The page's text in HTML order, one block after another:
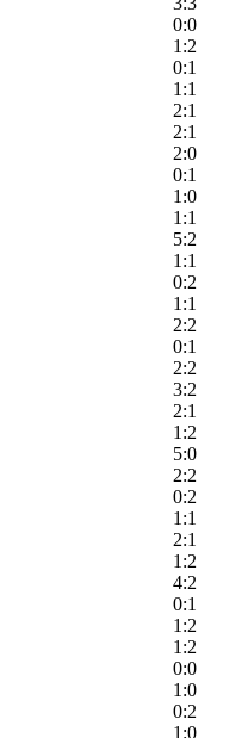
0:0
1:2
0:1
1:1
2:1
2:1
2:0
0:1
1:0
1:1
5:2
1:1
0:2
1:1
2:2
0:1
2:2
3:2
2:1
1:2
5:0
2:2
0:2
1:1
2:1
1:2
4:2
0:1
1:2
1:2
0:0
1:0
0:2
1:0